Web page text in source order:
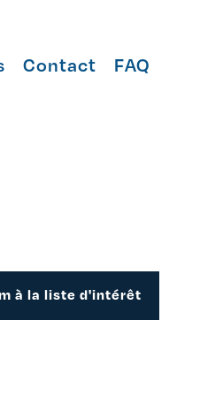
Contact FAQ
à la liste d'intérêt